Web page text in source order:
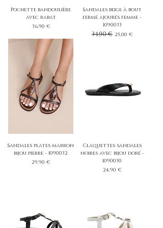
Pochette bandoulière
avec rabat
Prix
36,90 €
Sandales beige à bout
fermé ajourés femme -
1090033
Prix original
34,90 € Prix promotionnel
25,00 €
Sandales plates marron
bijou pierre - 1090032
Prix
29,90 €
Claquettes sandales
noires avec bijou doré -
1090030
Prix
24,90 €